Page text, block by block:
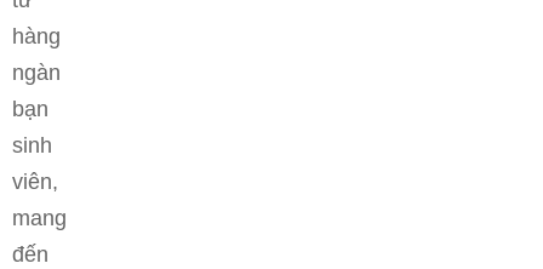
hàng
ngàn
bạn
sinh
viên,
mang
đến